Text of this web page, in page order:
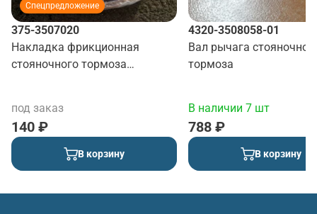
Спецпредложение
375-3507020
Накладка фрикционная
стояночного тормоза
под заказ
140 ₽
В корзину
4320-3508058-01
Вал рычага
тормоза
В наличии 7 шт
788 ₽
В корзину